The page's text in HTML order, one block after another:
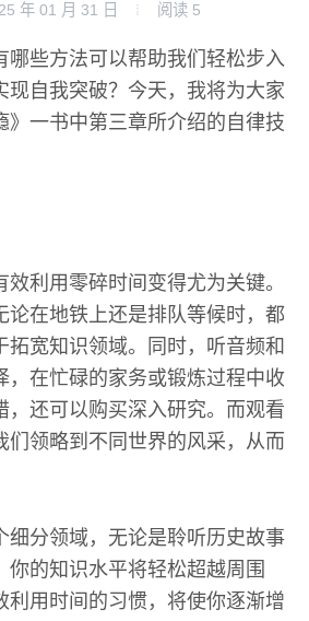
年 01 月 31 日 阅读 5
哪些方法可以帮助我们轻松步入
现自我突破？今天，我将为大家
》一书中第三章所介绍的自律技
利用零碎时间变得尤为关键。
论在地铁上还是排队等候时，都
拓宽知识领域。同时，听音频和
，在忙碌的家务或锻炼过程中收
，还可以购买深入研究。而观看
们领略到不同世界的风采，从而
细分领域，无论是聆听历史故事
你的知识水平将轻松超越周围
利用时间的习惯，将使你逐渐增